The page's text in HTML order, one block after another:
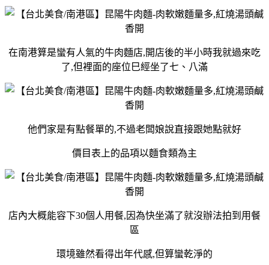
在南港算是蠻有人氣的牛肉麵店,開店後的半小時我就過來吃
了,但裡面的座位巳經坐了七、八滿
他們家是有點餐單的,不過老闆娘說直接跟她點就好
價目表上的品項以麵食類為主
店內大概能容下30個人用餐,因為快坐滿了就沒辦法拍到用餐
區
環境雖然看得出年代感,但算蠻乾淨的